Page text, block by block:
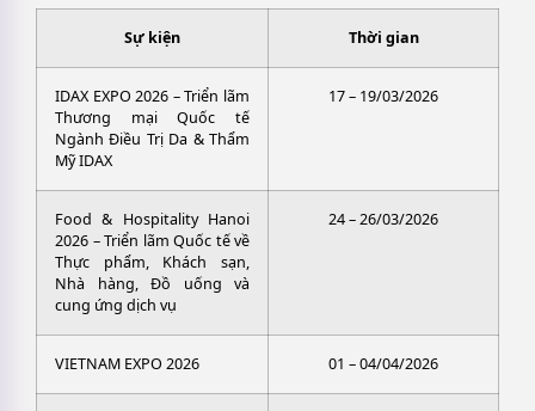
Sự kiện Thời gian
IDAX EXPO 2026 – Triển lãm
Thương mại Quốc tế
Ngành Điều Trị Da & Thẩm
Mỹ IDAX
17 – 19/03/2026
Food & Hospitality Hanoi
2026 – Triển lãm Quốc tế về
Thực phẩm, Khách sạn,
Nhà hàng, Đồ uống và
cung ứng dịch vụ
24 – 26/03/2026
VIETNAM EXPO 2026 01 – 04/04/2026